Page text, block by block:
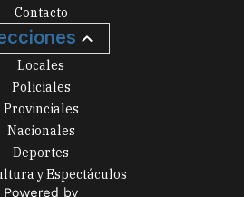
Contacto
Locales
Policiales
Provinciales
Nacionales
Deportes
y Espectáculos